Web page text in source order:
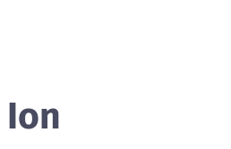
Ion